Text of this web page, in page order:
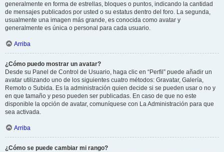
generalmente en forma de estrellas, bloques o puntos, indicando la cantidad
de mensajes publicados por usted o su estatus dentro del foro. La segunda,
usualmente una imagen más grande, es conocida como avatar y
generalmente es única o personal para cada usuario.
Arriba
¿Cómo puedo mostrar un avatar?
Desde su Panel de Control de Usuario, haga clic en “Perfil” puede añadir un
avatar utilizando uno de los siguientes cuatro métodos: Gravatar, Galería,
Remoto o Subida. Es la administración quien decide si se pueden usar o no y
en que tamaño y peso pueden ser publicadas. En caso de que no este
disponible la opción de avatar, comuníquese con La Administración para que
sea activada.
Arriba
¿Cómo se puede cambiar mi rango?